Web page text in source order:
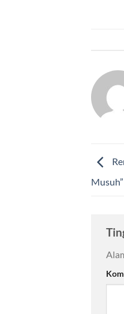
Musuh”